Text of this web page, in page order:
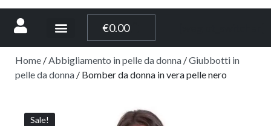
€0.00
Home /Abbigliamento in pelle da donna /Giubbotti in
pelle da donna / Bomber da donna in vera pelle nero
Sale!